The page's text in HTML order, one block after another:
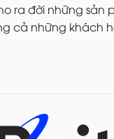
ra đời những sản
cả những khách